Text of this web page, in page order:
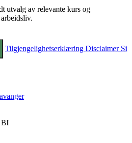
utvalg av relevante kurs og
TilgjengelighetserklæringDisclaimer Si
BI